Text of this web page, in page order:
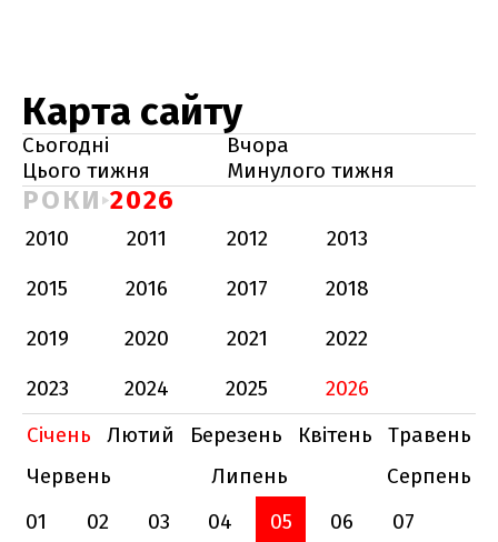
Карта сайту
Сьогодні
Вчора
Цього тижня
Минулого тижня
РОКИ 2026
2010 2011 2012
2013
2015
2016 2017
2018
2019
2020 2021
2022
2023
2024 2025
2026
Січень
Лютий Березень Квітень
Травень
Червень
Липень
Серпень
01
02 03 04 05 06
07